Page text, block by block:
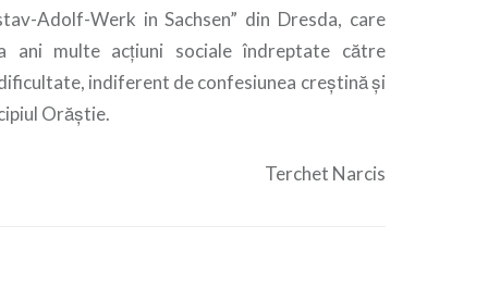
Adolf-Werk in Sachsen” din Dresda, care
ani multe acţiuni sociale îndreptate către
indiferent de confesiunea creştină şi
Orăştie.
Terchet Narcis